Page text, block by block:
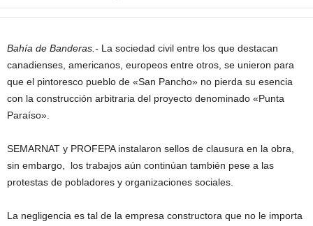
Bahía de Banderas.- La sociedad civil entre los que destacan
canadienses, americanos, europeos entre otros, se unieron para
que el pintoresco pueblo de «San Pancho» no pierda su esencia
con la construcción arbitraria del proyecto denominado «Punta
Paraíso».
SEMARNAT y PROFEPA instalaron sellos de clausura en la obra,
sin embargo, los trabajos aún continúan también pese a las
protestas de pobladores y organizaciones sociales.
La negligencia es tal de la empresa constructora que no le importa